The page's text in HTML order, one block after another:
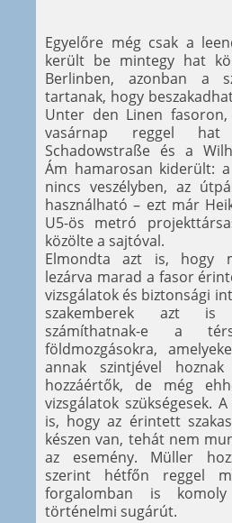
Egyelőre még csak a
került be mintegy hat
Berlinben, azonban a
tartanak, hogy
Unter den Linen
vasárnap reggel
Schadowstraße és a
Ám hamarosan kiderült:
nincs veszélyben, az
használható – ezt már
U5-ös metró
közölte a sajtóval.
Elmondta azt is, hogy
lezárva marad a fasor
vizsgálatok és biztonsági
szakemberek azt is
számíthatnak-e a
földmozgásokra,
annak szintjével hoznak
hozzáértők, de még
vizsgálatok szükségesek.
is, hogy az érintett
készen van, tehát nem
az esemény. Müller
szerint hétfőn reggel
forgalomban is
történelmi sugárút.